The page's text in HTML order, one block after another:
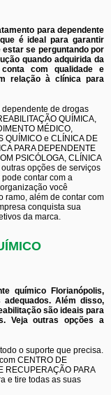
para dependente
é ideal para garantir
se perguntando por
quando adquirida da
conta com qualidade e
relação à clínica para
de drogas
QUÍMICA,
MÉDICO,
QUÍMICO e CLÍNICA DE
PARA DEPENDENTE
PSICÓLOGA, CLÍNICA
outras opções de serviços
pode contar com a
você
ramo, além de contar com
conquista sua
da marca.
químico Florianópolis,
Além disso,
são ideais para
Veja outras opções a
o suporte que precisa.
CENTRO DE
RECUPERAÇÃO PARA
e tire todas as suas